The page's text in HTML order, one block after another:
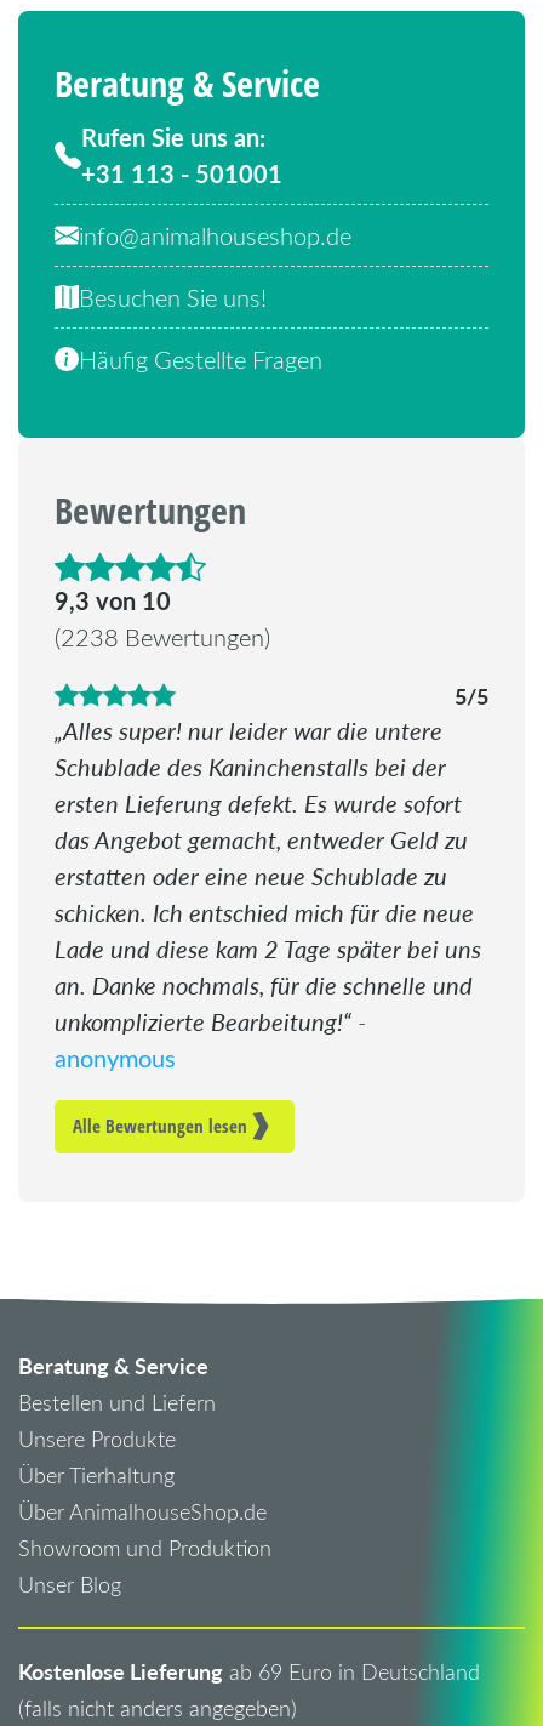
Beratung & Service
Rufen Sie uns an:
+31 113 - 501001
info@animalhouseshop.de
Besuchen Sie uns!
Häufig Gestellte Fragen
Bewertungen
4.6 von 5 Sternen
9,3 von 10
(2238 Bewertungen)
5/5
Alles super! nur leider war die untere
Schublade des Kaninchenstalls bei der
ersten Lieferung defekt. Es wurde sofort
das Angebot gemacht, entweder Geld zu
erstatten oder eine neue Schublade zu
schicken. Ich entschied mich für die neue
Lade und diese kam 2 Tage später bei uns
an. Danke nochmals, für die schnelle und
unkomplizierte Bearbeitung! -
anonymous
Alle Bewertungen lesen
Beratung & Service
Bestellen und Liefern
Unsere Produkte
Über Tierhaltung
Über AnimalhouseShop.de
Showroom und Produktion
Unser Blog
Kostenlose Lieferung ab 69 Euro in Deutschland
(falls nicht anders angegeben)